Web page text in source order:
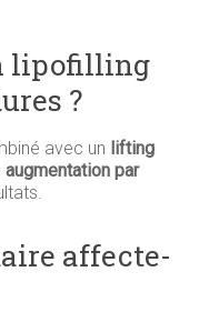
lipofilling
?
avec un lifting
augmentation par
affecte-